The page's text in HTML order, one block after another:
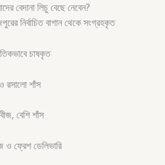
বেদানা লিচু বেছে নেবেন?
নির্বাচিত বাগান থেকে সংগ্রহকৃত
চাষকৃত
ও রসালো শাঁস
বেশি শাঁস
ফ্রেশ ডেলিভারি